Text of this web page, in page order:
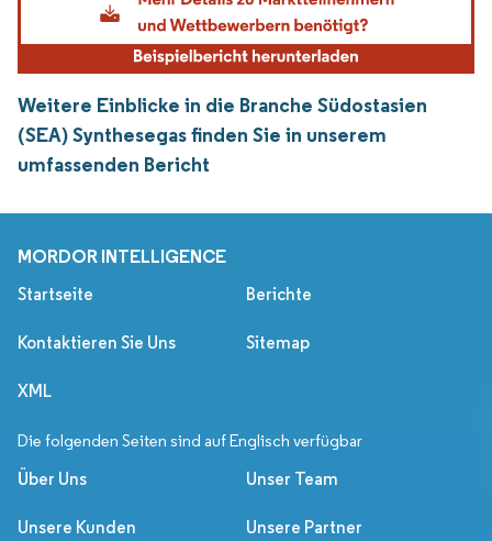
Weitere Einblicke in die Branche Südostasien
(SEA) Synthesegas finden Sie in unserem
umfassenden Bericht
MORDOR INTELLIGENCE
Startseite Berichte
Kontaktieren Sie Uns Sitemap
XML
Die folgenden Seiten sind auf Englisch verfügbar
Über Uns Unser Team
Unsere Kunden Unsere Partner